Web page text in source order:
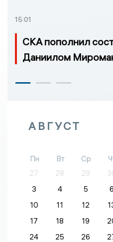
15:01
СКА пополнил
Даниилом
АВГУСТ
Пн Вт Ср
27
28 29
3
4 5 6
10
11 12
17
18 19
24
25 26